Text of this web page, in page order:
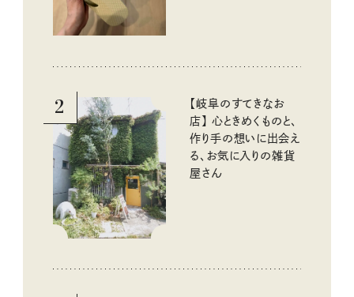
2
【岐阜のすてきなお
店】 心ときめくものと、
作り手の想いに出会え
る、お気に入りの雑貨
屋さん